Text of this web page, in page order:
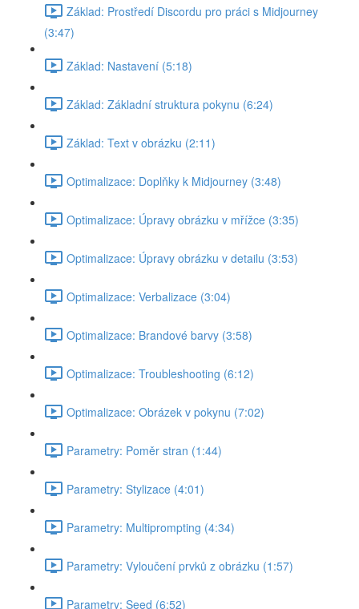
Základ: Prostředí Discordu pro práci s Midjourney
(3:47)
Základ: Nastavení (5:18)
Základ: Základní struktura pokynu (6:24)
Základ: Text v obrázku (2:11)
Optimalizace: Doplňky k Midjourney (3:48)
Optimalizace: Úpravy obrázku v mřížce (3:35)
Optimalizace: Úpravy obrázku v detailu (3:53)
Optimalizace: Verbalizace (3:04)
Optimalizace: Brandové barvy (3:58)
Optimalizace: Troubleshooting (6:12)
Optimalizace: Obrázek v pokynu (7:02)
Parametry: Poměr stran (1:44)
Parametry: Stylizace (4:01)
Parametry: Multiprompting (4:34)
Parametry: Vyloučení prvků z obrázku (1:57)
Parametry: Seed (6:52)